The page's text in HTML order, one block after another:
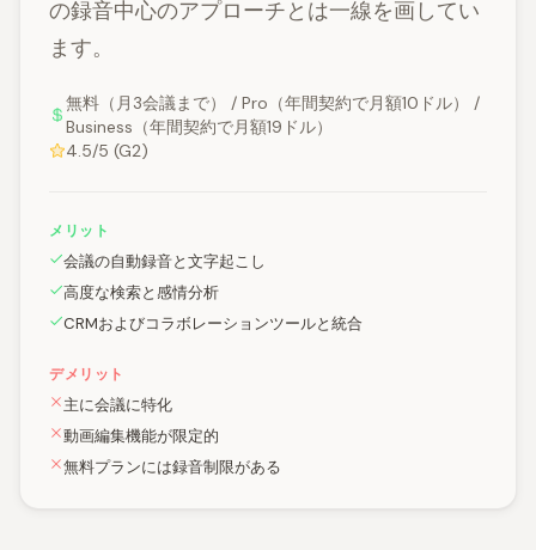
の録音中心のアプローチとは一線を画してい
ます。
無料（月3会議まで） / Pro（年間契約で月額10ドル） /
Business（年間契約で月額19ドル）
4.5/5 (G2)
メリット
会議の自動録音と文字起こし
高度な検索と感情分析
CRMおよびコラボレーションツールと統合
デメリット
主に会議に特化
動画編集機能が限定的
無料プランには録音制限がある